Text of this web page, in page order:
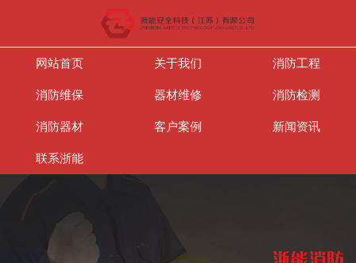
网站首页 关于我们 消防工程
消防维保 器材维修 消防检测
消防器材 客户案例 新闻资讯
联系浙能